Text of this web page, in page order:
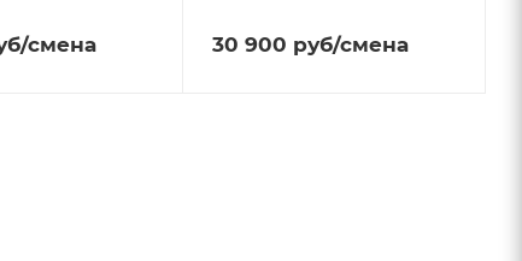
/смена 30 900 руб/смена